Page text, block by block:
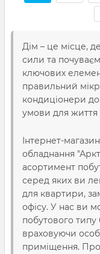
Дім – це місце,
сили та
ключових
правильний
кондиціонери
умови для
Інтернет-
обладнання
асортимент
серед яких ви
для квартири,
офісу. У нас ви
побутового типу
враховуючи
приміщення.